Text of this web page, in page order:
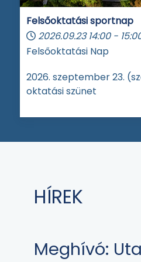
Felsőoktatási sportnap
2026.09.23 14:00 -
Felsőoktatási Nap
2026. szeptember 23.
oktatási szünet
HÍREK
Meghívó: